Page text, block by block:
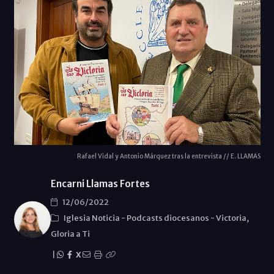
Rafael Vidal y Antonio Márquez tras la entrevista // E. LLAMAS
Encarni Llamas Fortes
12/06/2022
Iglesia Noticia - Podcasts diocesanos -Victoria,
Gloria a Ti
X